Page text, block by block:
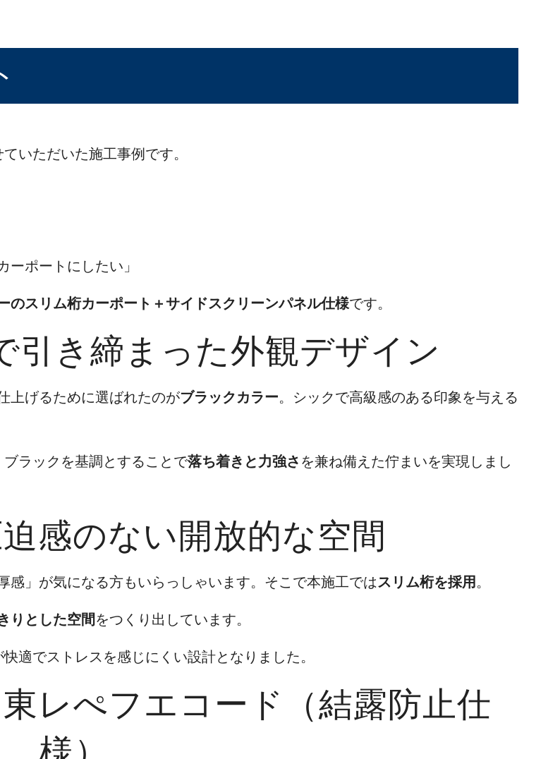
いただいた施工事例です。
ーポートにしたい」
のスリム桁カーポート＋サイドスクリーンパネル仕様です。
引き締まった外観デザイン
上げるために選ばれたのがブラックカラー。シックで高級感のある印象を与える
ラックを基調とすることで落ち着きと力強さ を兼ね備えた佇まいを実現しまし
感のない開放的な空間
」が気になる方もいらっしゃいます。そこで本施工ではスリム桁を採用 。
りとした空間 をつくり出しています。
適でストレスを感じにくい設計となりました。
レぺフエコード（結露防止仕